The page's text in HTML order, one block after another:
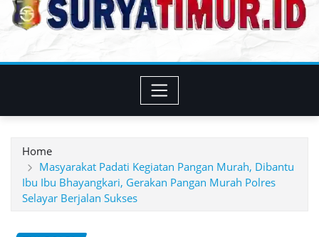
Home
Masyarakat Padati Kegiatan Pangan Murah, Dibantu
Ibu Ibu Bhayangkari, Gerakan Pangan Murah Polres
Selayar Berjalan Sukses